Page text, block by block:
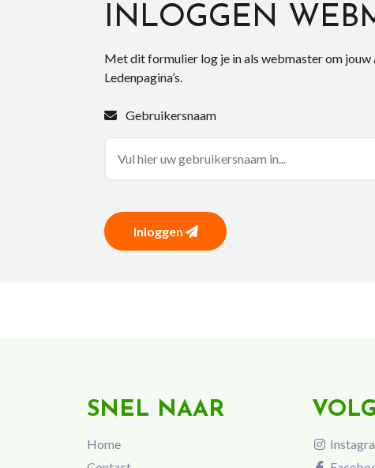
INLOGGEN
Met dit formulier log je in als webmaster om
Ledenpagina’s.
Gebruikersnaam
Inloggen
SNEL NAAR
Home